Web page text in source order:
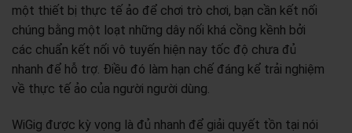
một thiết bị thực tế ảo để chơi trò chơi, bạn cần kết nối
chúng bằng một loạt những dây nối khá cồng kềnh bởi
các chuẩn kết nối vô tuyến hiện nay tốc độ chưa đủ
nhanh để hỗ trợ. Điều đó làm hạn chế đáng kể trải nghiệm
về thực tế ảo của người người dùng.
WiGig được kỳ vọng là đủ nhanh để giải quyết tồn tại nói